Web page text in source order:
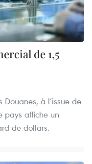
de 1,5
à l’issue de
pays affiche un
de dollars.